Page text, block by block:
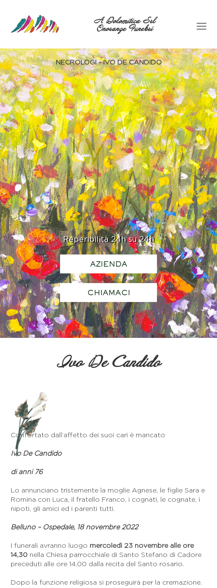
A Dolomitica Srl
Onoranze Funebri
Reperibilità 24h su 24h
AZIENDA
CHIAMACI
NECROLOGI - IVO DE CANDIDO
Ivo De Candido
Confortato dall’affetto dei suoi cari è mancato
Ivo De Candido
di anni 76
Lo annunciano tristemente la moglie Agnese, le figlie Sara e
Romina con Luca, il fratello Franco, i cognati, le cognate, i
nipoti, gli amici ed i parenti tutti.
Belluno – Ospedale, 18 novembre 2022
I funerali avranno luogo mercoledì 23 novembre alle ore
14,30 nella Chiesa parrocchiale di Santo Stefano di Cadore
preceduti alle ore 14,00 dalla recita del Santo rosario.
Dopo la funzione religiosa si proseguirà per la cremazione.